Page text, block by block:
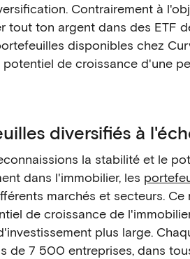
Contrairement à
tout ton argent dans des ETF
disponibles chez
de croissance d'une
diversifiés à
la stabilité et le
dans l'immobilier, les
marchés et secteurs.
de croissance de
plus large.
de 7 500 entreprises, dans